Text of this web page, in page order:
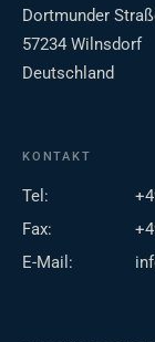
Dortmunder
57234 Wilnsdorf
Deutschland
KONTAKT
Tel:
Fax:
E-Mail: